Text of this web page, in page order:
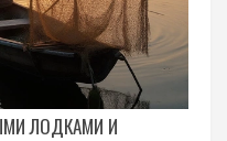
ЛОДКАМИ И